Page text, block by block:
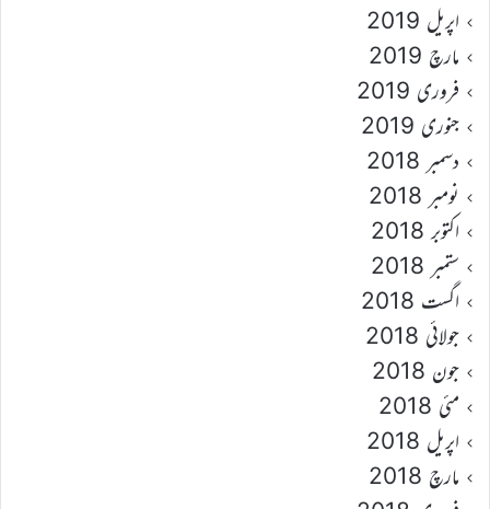
اپریل 2019
مارچ 2019
فروری 2019
جنوری 2019
دسمبر 2018
نومبر 2018
اکتوبر 2018
ستمبر 2018
اگست 2018
جولائی 2018
جون 2018
مئی 2018
اپریل 2018
مارچ 2018